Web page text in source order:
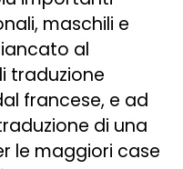
maschili e
al
traduzione
francese, e ad
di una
le maggiori case